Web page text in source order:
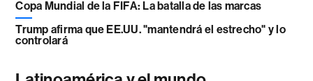
Copa Mundial de la FIFA: La batalla de las marcas
Trump afirma que EE.UU. "mantendrá el estrecho" y lo
controlará